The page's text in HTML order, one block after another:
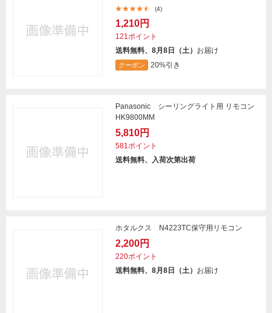
(4)
1,210円
121ポイント
送料無料、8月8日（土） お届け
クーポン 20%引き
Panasonic シーリングライト用 リモコン
HK9800MM
5,810円
581ポイント
送料無料、入荷次第出荷
ホタルクス N4223TC保守用リモコン
2,200円
220ポイント
送料無料、8月8日（土） お届け